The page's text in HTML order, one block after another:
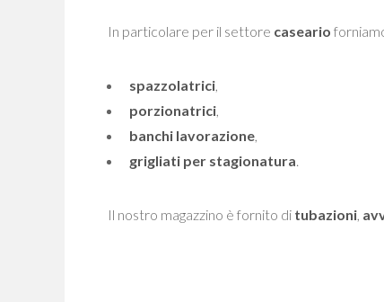
In particolare per il settore caseario
spazzolatrici
porzionatrici
banchi lavorazione
grigliati per stagionatura
Il nostro magazzino è fornito di tubazioni